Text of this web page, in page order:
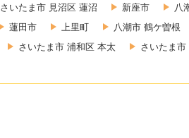
さいたま市 見沼区 蓮沼 新座市
八
蓮田市 上里町
八潮市 鶴ケ曽根
さいたま市 浦和区 本太
さいたま